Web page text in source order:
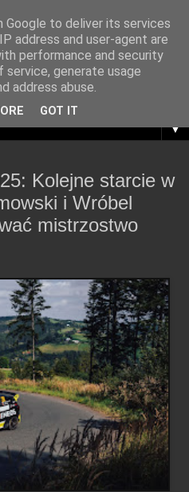
▼
Kolejne starcie w
i Wróbel
mistrzostwo
Google to deliver its services
address and user-agent are
performance and security
generate usage
address abuse.
GOT IT